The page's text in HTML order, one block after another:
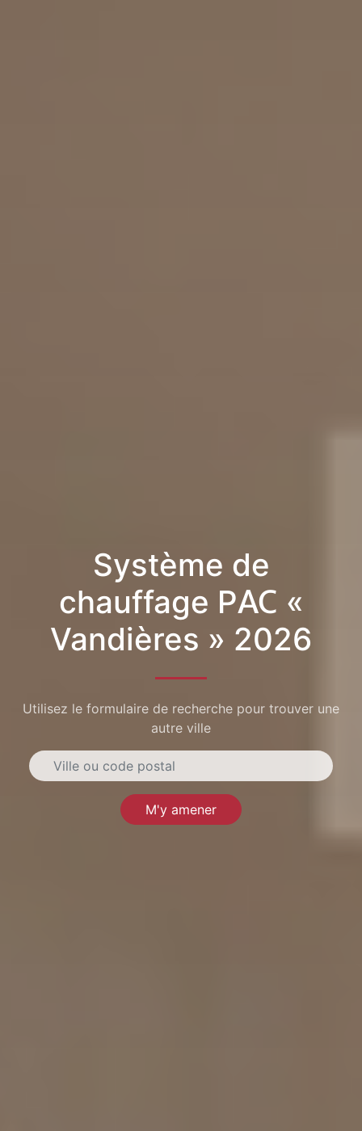
Système de
chauffage PAC «
Vandières » 2026
Utilisez le formulaire de recherche pour trouver une
autre ville
M'y amener